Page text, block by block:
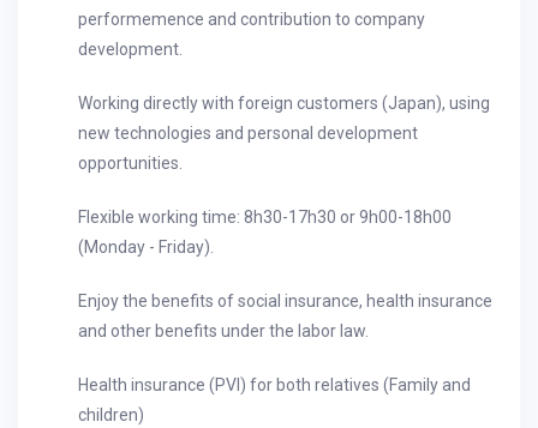
performemence and contribution to company
development.
Working directly with foreign customers (Japan), using
new technologies and personal development
opportunities.
Flexible working time: 8h30-17h30 or 9h00-18h00
(Monday - Friday).
Enjoy the benefits of social insurance, health insurance
and other benefits under the labor law.
Health insurance (PVI) for both relatives (Family and
children)